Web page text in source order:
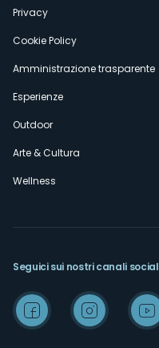
Privacy
Cookie Policy
Amministrazione trasparente
Esperienze
Outdoor
Arte & Cultura
Wellness
Seguici sui nostri canali social